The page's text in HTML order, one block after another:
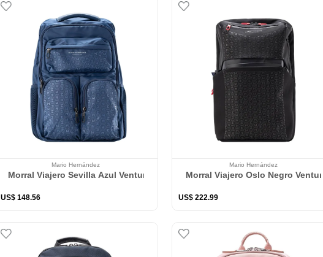
Mario Hernández
Morral Viajero Sevilla Azul Ventura
US$ 148.56
Mario Hernández
Morral Viajero Oslo Negro Ventura
US$ 222.99